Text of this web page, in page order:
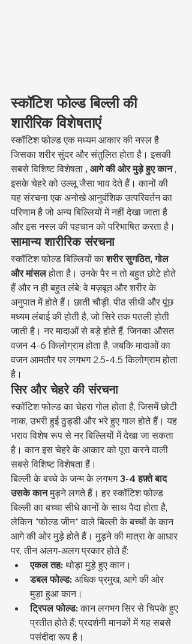
स्कॉटिश फोल्ड बिल्ली की
शारीरिक विशेषताएं
स्कॉटिश फोल्ड एक मध्यम आकार की नस्ल है
जिसका शरीर सुंदर और संतुलित होता है। इसकी
सबसे विशिष्ट विशेषता , आगे की ओर मुड़े हुए कान ,
इसके चेहरे को उल्लू जैसा भाव देते हैं। कानों की
यह संरचना एक अनोखे आनुवंशिक उत्परिवर्तन का
परिणाम है जो अन्य बिल्लियों में नहीं देखा जाता है
और इस नस्ल की पहचान को परिभाषित करता है।
सामान्य शारीरिक संरचना
स्कॉटिश फोल्ड बिल्लियों का शरीर सुगठित, गोल
और मांसल होता है। उनके पैर न तो बहुत छोटे होते
हैं और न ही बहुत लंबे; वे मज़बूत और शरीर के
अनुपात में होते हैं। छाती चौड़ी, पीठ सीधी और पूंछ
मध्यम लंबाई की होती है, जो सिरे तक पतली होती
जाती है। नर मादाओं से बड़े होते हैं, जिनका औसत
वजन 4-6 किलोग्राम होता है, जबकि मादाओं का
वजन आमतौर पर लगभग 2.5-4.5 किलोग्राम होता
है।
सिर और चेहरे की संरचना
स्कॉटिश फोल्ड का चेहरा गोल होता है, जिसमें छोटी
नाक, उभरी हुई ठुड्डी और भरे हुए गाल होते हैं। यह
भराव विशेष रूप से नर बिल्लियों में देखा जा सकता
है। कान इस चेहरे के आकार को पूरा करने वाली
सबसे विशिष्ट विशेषता हैं।
बिल्ली के बच्चे के जन्म के लगभग 3-4 हफ़्ते बाद
उसके कान मुड़ने लगते हैं। हर स्कॉटिश फोल्ड
बिल्ली का बच्चा सीधे कानों के साथ पैदा होता है,
लेकिन "फोल्ड जीन" वाले बिल्ली के बच्चों के कान
आगे की ओर मुड़े होते हैं। मुड़ने की मात्रा के आधार
पर, तीन अलग-अलग प्रकार होते हैं:
एकल तह: थोड़ा मुड़े हुए कान।
डबल फोल्ड: अधिक प्रमुख, आगे की ओर
मुड़ा हुआ कान।
ट्रिपल फोल्ड: कान लगभग सिर से चिपके हुए
प्रतीत होते हैं; प्रदर्शनी मानकों में यह सबसे
पसंदीदा रूप है।